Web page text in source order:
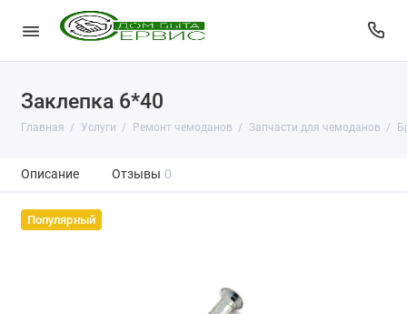
Заклепка 6*40
Главная Услуги Ремонт чемоданов Запчасти для чемоданов
Описание Отзывы 0
Популярный